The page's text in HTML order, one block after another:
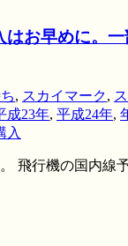
お早めに。
, スカイマーク,
成23年, 平成24年,
入
飛行機の国内